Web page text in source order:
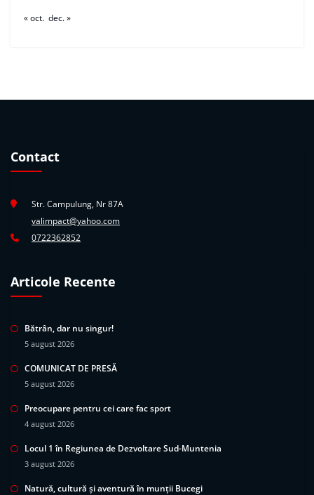
« oct. dec. »
Contact
Str. Campulung, Nr 87A
valimpact@yahoo.com
0722362852
Articole Recente
Bătrân, dar nu singur!
5 august 2026
COMUNICAT DE PRESĂ
5 august 2026
Preocupare pentru cei care fac sport
4 august 2026
Locul 1 în Regiunea de Dezvoltare Sud-Muntenia
3 august 2026
Natură, cultură și aventură în munții Bucegi